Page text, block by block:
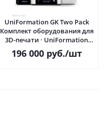
UniFormation GK Two Pack
Комплект оборудования для
3D-печати · UniFormation
(Китай)
196 000руб./шт